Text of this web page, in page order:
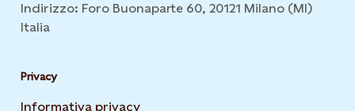
Indirizzo: Foro Buonaparte 60, 20121 Milano (MI)
Italia
Privacy
Informativa privacy